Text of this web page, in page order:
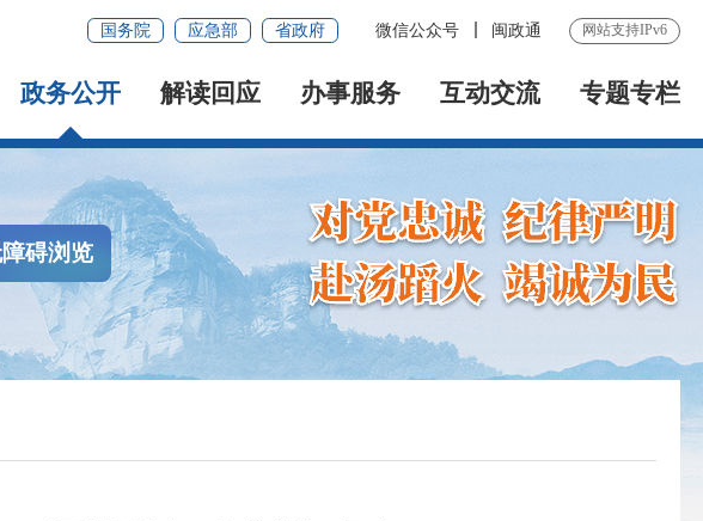
国务院 应急部 省政府 微信公众号 闽政通 网站支持IPv6
政务公开 解读回应 办事服务 互动交流 专题专栏
碍浏览